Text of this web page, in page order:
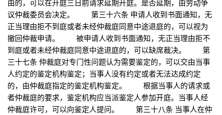
由的，可以在开庭三日前请求延期开庭。是否延期，由劳动争
议仲裁委员会决定。 第三十六条 申请人收到书面通知，无
正当理由拒不到庭或者未经仲裁庭同意中途退庭的，可以视为
撤回仲裁申请。 被申请人收到书面通知，无正当理由拒不
到庭或者未经仲裁庭同意中途退庭的，可以缺席裁决。 第
三十七条 仲裁庭对专门性问题认为需要鉴定的，可以交由当事
人约定的鉴定机构鉴定；当事人没有约定或者无法达成约定
的，由仲裁庭指定的鉴定机构鉴定。 根据当事人的请求或
者仲裁庭的要求，鉴定机构应当派鉴定人参加开庭。当事人经
仲裁庭许可，可以向鉴定人提问。 第三十八条 当事人在仲